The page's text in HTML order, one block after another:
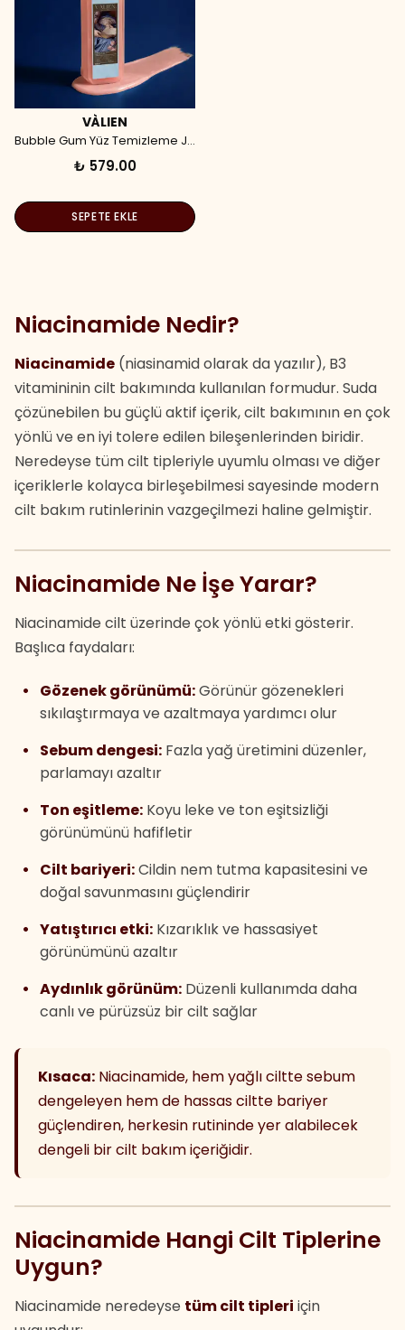
VÀLIEN
Bubble Gum Yüz Temizleme Jeli (150 ml)
₺ 579.00
SEPETE EKLE
Niacinamide Nedir?
Niacinamide (niasinamid olarak da yazılır), B3
vitamininin cilt bakımında kullanılan formudur. Suda
çözünebilen bu güçlü aktif içerik, cilt bakımının en çok
yönlü ve en iyi tolere edilen bileşenlerinden biridir.
Neredeyse tüm cilt tipleriyle uyumlu olması ve diğer
içeriklerle kolayca birleşebilmesi sayesinde modern
cilt bakım rutinlerinin vazgeçilmezi haline gelmiştir.
Niacinamide Ne İşe Yarar?
Niacinamide cilt üzerinde çok yönlü etki gösterir.
Başlıca faydaları:
Gözenek görünümü:Görünür gözenekleri
sıkılaştırmaya ve azaltmaya yardımcı olur
Sebum dengesi: Fazla yağ üretimini düzenler,
parlamayı azaltır
Ton eşitleme: Koyu leke ve ton eşitsizliği
görünümünü hafifletir
Cilt bariyeri:Cildin nem tutma kapasitesini ve
doğal savunmasını güçlendirir
Yatıştırıcı etki: Kızarıklık ve hassasiyet
görünümünü azaltır
Aydınlık görünüm: Düzenli kullanımda daha
canlı ve pürüzsüz bir cilt sağlar
Kısaca: Niacinamide, hem yağlı ciltte sebum
dengeleyen hem de hassas ciltte bariyer
güçlendiren, herkesin rutininde yer alabilecek
dengeli bir cilt bakım içeriğidir.
Niacinamide Hangi Cilt Tiplerine
Uygun?
Niacinamide neredeyse tüm cilt tipleri için